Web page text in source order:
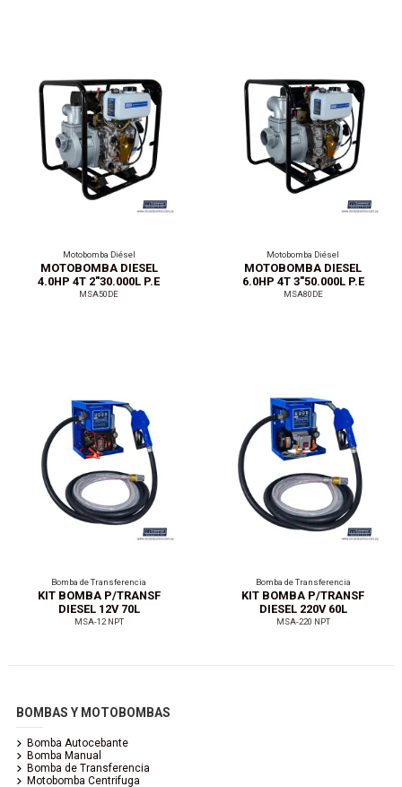
Motobomba Diésel
MOTOBOMBA DIESEL
4.0HP 4T 2"30.000L P.E
MSA50DE
Motobomba Diésel
MOTOBOMBA DIESEL
6.0HP 4T 3"50.000L P.E
MSA80DE
Bomba de Transferencia
KIT BOMBA P/TRANSF
DIESEL 12V 70L
MSA-12 NPT
Bomba de Transferencia
KIT BOMBA P/TRANSF
DIESEL 220V 60L
MSA-220 NPT
BOMBAS Y MOTOBOMBAS
Bomba Autocebante
Bomba Manual
Bomba de Transferencia
Motobomba Centrifuga